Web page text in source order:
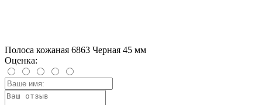
Полоса кожаная 6863 Черная 45 мм
Оценка: